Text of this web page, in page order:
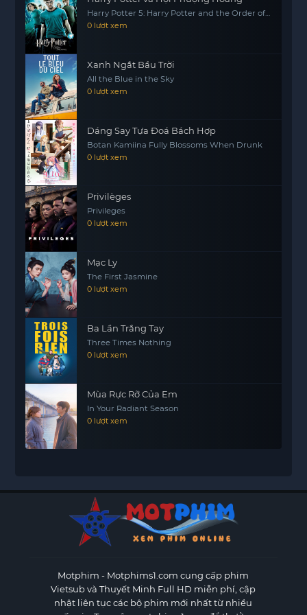
Nữ Chiến không chỉ là một câu chuyện về sự
phản bội và đau khổ, mà còn là một hành trình
tìm kiếm bản thân và khẳng định sức mạnh của
phụ nữ. Cô đã học được rằng, dù cuộc sống có
khó khăn đến đâu, sự đoàn kết và tình bạn sẽ
luôn là chìa khóa giúp vượt qua mọi thử thách.
Harry Potter 5: Harry Potter and the Order of
the Phoenix
0 lượt xem
Xanh Ngắt Bầu Trời
All the Blue in the Sky
0 lượt xem
Dáng Say Tựa Đoá Bách Hợp
Botan Kamiina Fully Blossoms When Drunk
0 lượt xem
Privilèges
Privileges
0 lượt xem
Mạc Ly
The First Jasmine
0 lượt xem
Ba Lần Trắng Tay
Three Times Nothing
0 lượt xem
Mùa Rực Rỡ Của Em
In Your Radiant Season
0 lượt xem
Motphim - Motphims1.com cung cấp phim
Vietsub và Thuyết Minh Full HD miễn phí, cập
nhật liên tục các bộ phim mới nhất từ nhiều